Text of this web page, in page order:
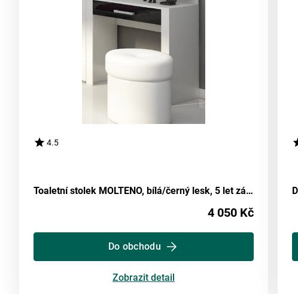
4.5
Toaletní stolek MOLTENO, bílá/černý lesk, 5 let záruka
4 050 Kč
Do obchodu
Zobrazit detail